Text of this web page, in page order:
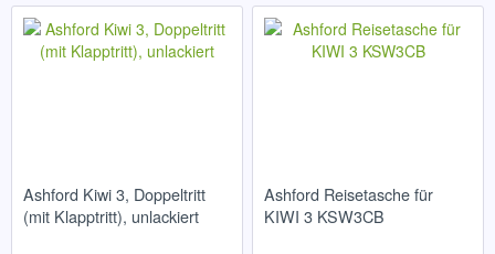
Ashford Kiwi 3, Doppeltritt
(mit Klapptritt), unlackiert
Ashford Reisetasche für
KIWI 3 KSW3CB